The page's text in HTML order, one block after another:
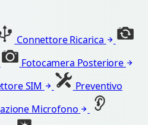
Connettore Ricarica
Fotocamera Posteriore
SIM
Preventivo
Microfono